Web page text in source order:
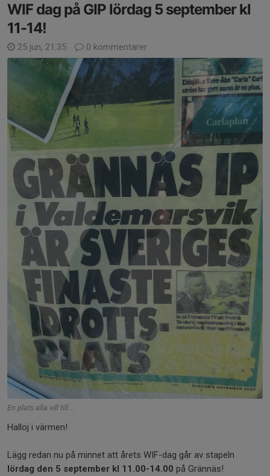
WIF dag på GIP lördag 5 september kl
11-14!
25 jun, 21:35 0 kommentarer
En plats alla vill till....
Halloj i värmen!
Lägg redan nu på minnet att årets WIF-dag går av stapeln
lördag den 5 september kl 11.00-14.00 på Grännäs!